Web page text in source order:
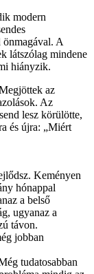
modern
A
látszólag mindene
hiányzik.
az
Az
lesz körülötte,
és újra: „Miért
Keményen
hónappal
a belső
ugyanaz a
távon.
jobban
tudatosabban